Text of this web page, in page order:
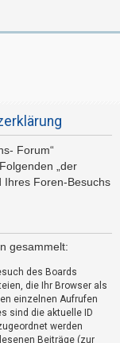
Forum“
„der
Ihres Foren-Besuchs
gesammelt:
des Boards
die Ihr Browser als
einzelnen Aufrufen
sind die aktuelle ID
werden
Beiträge (zur